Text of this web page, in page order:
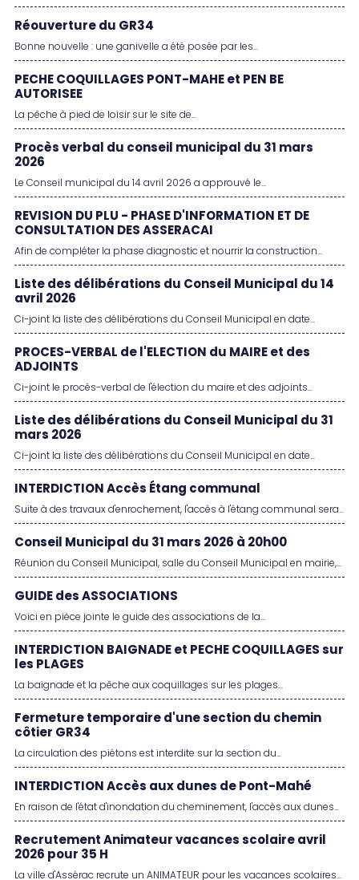
Réouverture du GR34
Bonne nouvelle : une ganivelle a été posée par les...
PECHE COQUILLAGES PONT-MAHE et PEN BE
AUTORISEE
La pêche à pied de loisir sur le site de...
Procès verbal du conseil municipal du 31 mars
2026
Le Conseil municipal du 14 avril 2026 a approuvé le...
REVISION DU PLU - PHASE D'INFORMATION ET DE
CONSULTATION DES ASSERACAI
Afin de compléter la phase diagnostic et nourrir la construction...
Liste des délibérations du Conseil Municipal du 14
avril 2026
Ci-joint la liste des délibérations du Conseil Municipal en date...
PROCES-VERBAL de l'ELECTION du MAIRE et des
ADJOINTS
Ci-joint le procès-verbal de l'élection du maire et des adjoints...
Liste des délibérations du Conseil Municipal du 31
mars 2026
Ci-joint la liste des délibérations du Conseil Municipal en date...
INTERDICTION Accès Étang communal
Suite à des travaux d'enrochement, l'accès à l'étang communal sera...
Conseil Municipal du 31 mars 2026 à 20h00
Réunion du Conseil Municipal, salle du Conseil Municipal en mairie,...
GUIDE des ASSOCIATIONS
Voici en pièce jointe le guide des associations de la...
INTERDICTION BAIGNADE et PECHE COQUILLAGES sur
les PLAGES
La baignade et la pêche aux coquillages sur les plages...
Fermeture temporaire d'une section du chemin
côtier GR34
La circulation des piétons est interdite sur la section du...
INTERDICTION Accès aux dunes de Pont-Mahé
En raison de l'état d'inondation du cheminement, l'accès aux dunes...
Recrutement Animateur vacances scolaire avril
2026 pour 35 H
La ville d'Assérac recrute un ANIMATEUR pour les vacances scolaires...